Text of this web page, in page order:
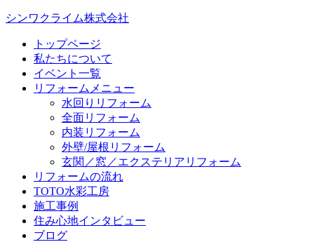
シンワクライム株式会社
トップページ
私たちについて
イベント一覧
リフォームメニュー
水回りリフォーム
全面リフォーム
内装リフォーム
外壁/屋根リフォーム
玄関／窓／エクステリアリフォーム
リフォームの流れ
TOTO水彩工房
施工事例
住み心地インタビュー
ブログ